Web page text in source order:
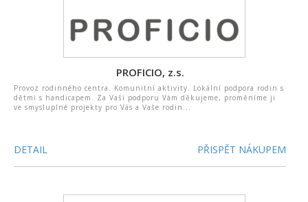
PROFICIO, z.s.
Provoz rodinného centra. Komunitní aktivity. Lokální podpora rodin s
dětmi s handicapem. Za Vaši podporu Vám děkujeme, proměníme ji
ve smysluplné projekty pro Vás a Vaše rodin...
DETAIL PŘISPĚT NÁKUPEM